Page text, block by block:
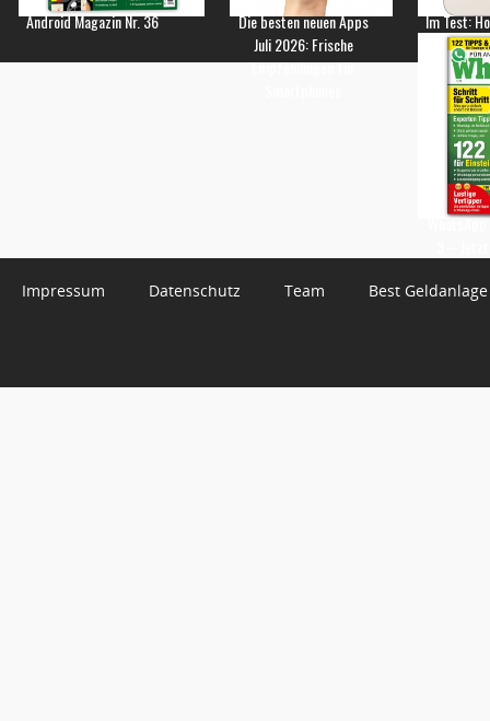
Android Magazin Nr. 36
Die besten neuen Apps
Juli 2026: Frische
Empfehlungen für
Im Test:
Impressum Datenschutz Team Best Geldanlage